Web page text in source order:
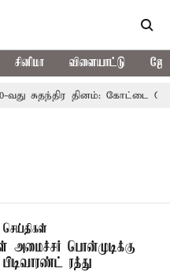
சினிமா விளையாட்டு
வது சுதந்திர தினம்: கோட்டை
செய்திகள்
அமைச்சர் பொன்முடிக்கு
ரத்து